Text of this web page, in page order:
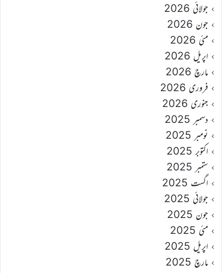
جولائی 2026
جون 2026
مئی 2026
اپریل 2026
مارچ 2026
فروری 2026
جنوری 2026
دسمبر 2025
نومبر 2025
اکتوبر 2025
ستمبر 2025
اگست 2025
جولائی 2025
جون 2025
مئی 2025
اپریل 2025
مارچ 2025